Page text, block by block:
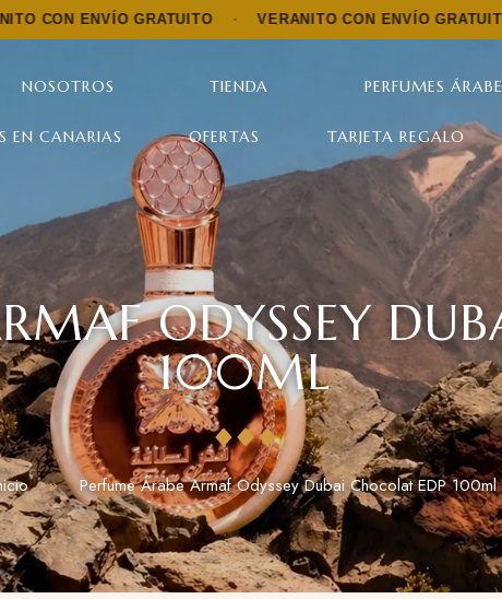
GRATUITO · VERANITO CON ENVÍO GRATUITO ·
NOSOTROS TIENDA PERFUMES
EN CANARIAS OFERTAS TARJETA REGALO
ODYSSEY
100ML
Perfume Árabe Armaf Odyssey Dubai Chocolat EDP 100ml